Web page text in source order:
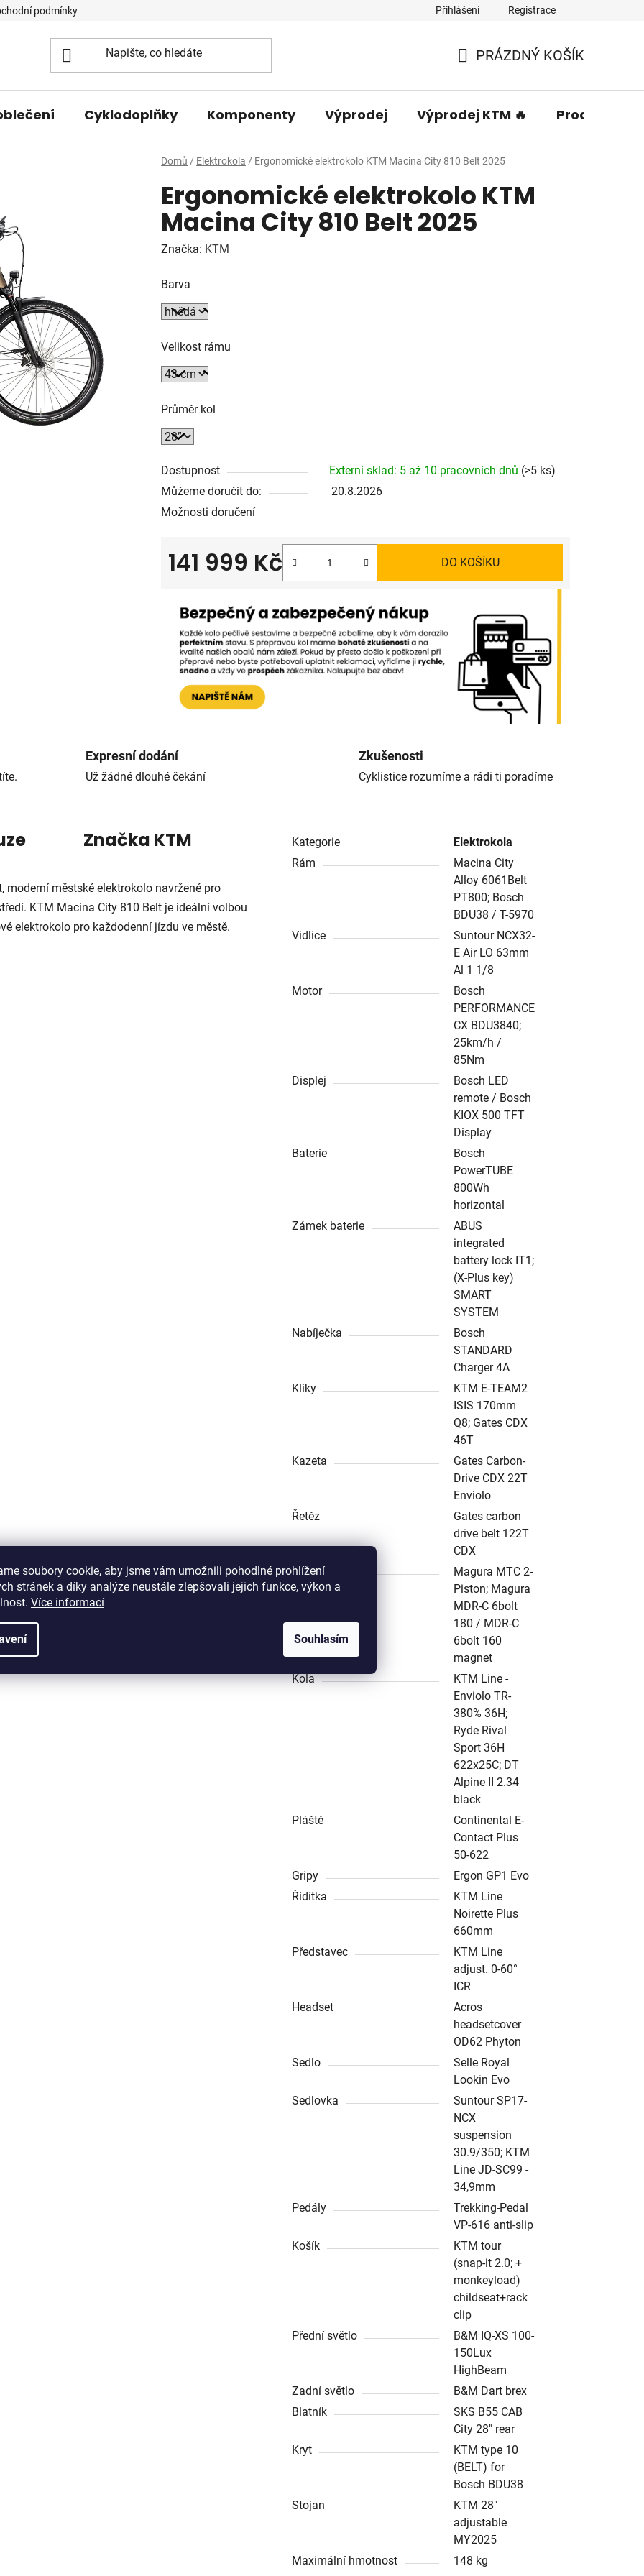
soubory cookie, aby jsme vám umožnili pohodlné prohlížení
stránek a díky analýze neustále zlepšovali jejich funkce, výkon a
Více informací
Souhlasím
podmínky Přihlášení Registrace
KOŠÍK
PRÁZDNÝ KOŠÍK
Cyklodoplňky Komponenty Výprodej Výprodej KTM 🔥 Prodávané
Domů / Elektrokola / Ergonomické elektrokolo KTM Macina City 810 Belt 2025
Ergonomické elektrokolo KTM
Macina City 810 Belt 2025
Značka: KTM
Barva
Velikost rámu
Průměr kol
Dostupnost Externí sklad: 5 až 10 pracovních dnů (>5 ks)
Můžeme doručit do:
20.8.2026
Možnosti doručení
141 999 Kč DO KOŠÍKU
Expresní dodání
Už žádné dlouhé čekání
Zkušenosti
Cyklistice rozumíme a rádi ti poradíme
Značka KTM
městské elektrokolo navržené pro
KTM Macina City 810 Belt je ideální volbou
elektrokolo pro každodenní jízdu ve městě.
Kategorie
Elektrokola
Rám
Macina City
Alloy 6061Belt
PT800; Bosch
BDU38 / T-5970
Vidlice
Suntour NCX32-
E Air LO 63mm
Al 1 1/8
Motor
Bosch
PERFORMANCE
CX BDU3840;
25km/h /
85Nm
Displej
Bosch LED
remote / Bosch
KIOX 500 TFT
Display
Baterie
Bosch
PowerTUBE
800Wh
horizontal
Zámek baterie
ABUS
integrated
battery lock IT1;
(X-Plus key)
SMART
SYSTEM
Nabíječka
Bosch
STANDARD
Charger 4A
Kliky
KTM E-TEAM2
ISIS 170mm
Q8; Gates CDX
46T
Kazeta
Gates Carbon-
Drive CDX 22T
Enviolo
Řetěz
Gates carbon
drive belt 122T
CDX
Brzdy
Magura MTC 2-
Piston; Magura
MDR-C 6bolt
180 / MDR-C
6bolt 160
magnet
Kola
KTM Line -
Enviolo TR-
380% 36H;
Ryde Rival
Sport 36H
622x25C; DT
Alpine II 2.34
black
Pláště
Continental E-
Contact Plus
50-622
Gripy
Ergon GP1 Evo
Řídítka
KTM Line
Noirette Plus
660mm
Představec
KTM Line
adjust. 0-60°
ICR
Headset
Acros
headsetcover
OD62 Phyton
Sedlo
Selle Royal
Lookin Evo
Sedlovka
Suntour SP17-
NCX
suspension
30.9/350; KTM
Line JD-SC99 -
34,9mm
Pedály
Trekking-Pedal
VP-616 anti-slip
Košík
KTM tour
(snap-it 2.0; +
monkeyload)
childseat+rack
clip
Přední světlo
B&M IQ-XS 100-
150Lux
HighBeam
Zadní světlo
B&M Dart brex
Blatník
SKS B55 CAB
City 28" rear
Kryt
KTM type 10
(BELT) for
Bosch BDU38
Stojan
KTM 28"
adjustable
MY2025
Maximální hmotnost
148 kg